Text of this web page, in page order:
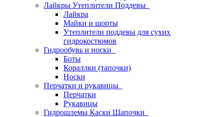
Лайкры Утеплители Поддевы
Лайкра
Майки и шорты
Утеплители поддевы для сухих
гидрокостюмов
Гидрообувь и носки
Боты
Кораллки (тапочки)
Носки
Перчатки и рукавицы
Перчатки
Рукавицы
Гидрошлемы Каски Шапочки